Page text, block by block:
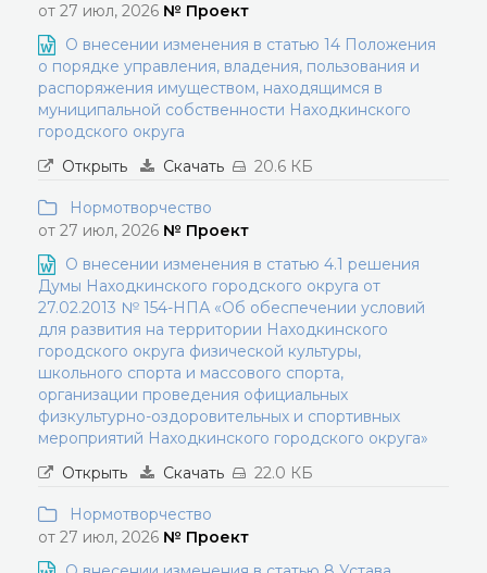
от 27 июл, 2026 № Проект
О внесении изменения в статью 14 Положения
о порядке управления, владения, пользования и
распоряжения имуществом, находящимся в
муниципальной собственности Находкинского
городского округа
Открыть
Скачать 20.6 КБ
Нормотворчество
от 27 июл, 2026 № Проект
О внесении изменения в статью 4.1 решения
Думы Находкинского городского округа от
27.02.2013 № 154-НПА «Об обеспечении условий
для развития на территории Находкинского
городского округа физической культуры,
школьного спорта и массового спорта,
организации проведения официальных
физкультурно-оздоровительных и спортивных
мероприятий Находкинского городского округа»
Открыть
Скачать 22.0 КБ
Нормотворчество
от 27 июл, 2026 № Проект